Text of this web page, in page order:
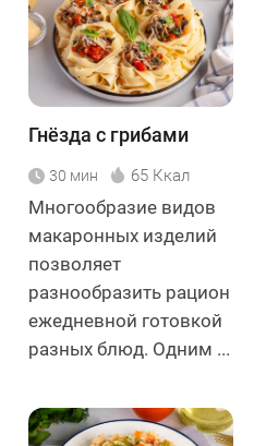
Гнёзда с грибами
30 мин 65 Ккал
Многообразие видов
макаронных изделий
позволяет
разнообразить рацион
ежедневной готовкой
разных блюд. Одним ...